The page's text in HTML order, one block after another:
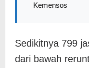
Kemensos
Sedikitnya 799
dari bawah